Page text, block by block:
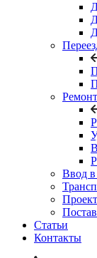
Ввод
Статьи
Контакты